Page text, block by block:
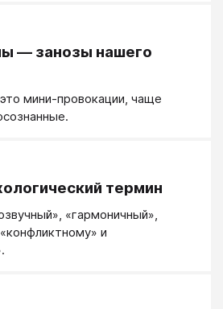
— занозы нашего
мини-провокации, чаще
термин
«гармоничный»,
и